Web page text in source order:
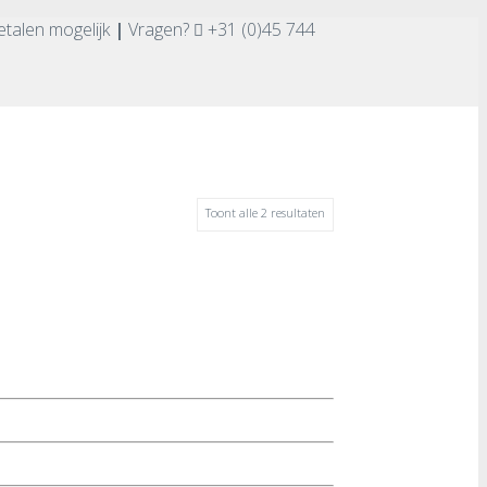
mogelijk | Vragen?
+31 (0)45 744
Toont alle 2 resultaten